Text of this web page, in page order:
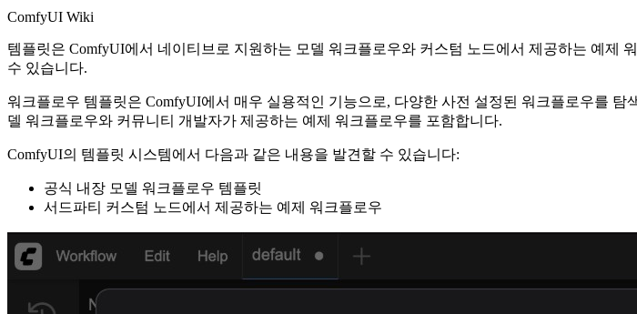
ComfyUI Wiki
템플릿은 ComfyUI에서 네이티브로 지원하는 모델 워크플로우와 커스텀 노드에서 제공하는 예
수 있습니다.
워크플로우 템플릿은 ComfyUI에서 매우 실용적인 기능으로, 다양한 사전 설정된 워크플로우를
델 워크플로우와 커뮤니티 개발자가 제공하는 예제 워크플로우를 포함합니다.
ComfyUI의 템플릿 시스템에서 다음과 같은 내용을 발견할 수 있습니다:
공식 내장 모델 워크플로우 템플릿
서드파티 커스텀 노드에서 제공하는 예제 워크플로우